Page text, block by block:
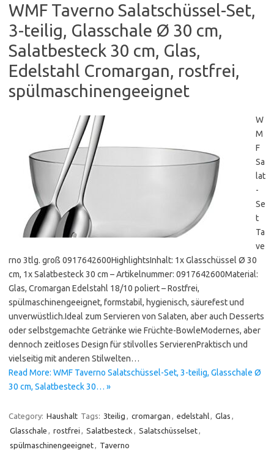
WMF Taverno Salatschüssel-Set,
3-teilig, Glasschale Ø 30 cm,
Salatbesteck 30 cm, Glas,
Edelstahl Cromargan, rostfrei,
spülmaschinengeeignet
W
M
F
Sa
lat
-
Se
t
Ta
ve
rno 3tlg. groß 0917642600HighlightsInhalt: 1x Glasschüssel Ø 30
cm, 1x Salatbesteck 30 cm – Artikelnummer: 0917642600Material:
Glas, Cromargan Edelstahl 18/10 poliert – Rostfrei,
spülmaschinengeeignet, formstabil, hygienisch, säurefest und
unverwüstlich.Ideal zum Servieren von Salaten, aber auch Desserts
oder selbstgemachte Getränke wie Früchte-BowleModernes, aber
dennoch zeitloses Design für stilvolles ServierenPraktisch und
vielseitig mit anderen Stilwelten…
Read More: WMF Taverno Salatschüssel-Set, 3-teilig, Glasschale Ø
30 cm, Salatbesteck 30… »
Category: Haushalt Tags: 3teilig , cromargan , edelstahl, Glas ,
Glasschale , rostfrei , Salatbesteck , Salatschüsselset,
spülmaschinengeeignet, Taverno